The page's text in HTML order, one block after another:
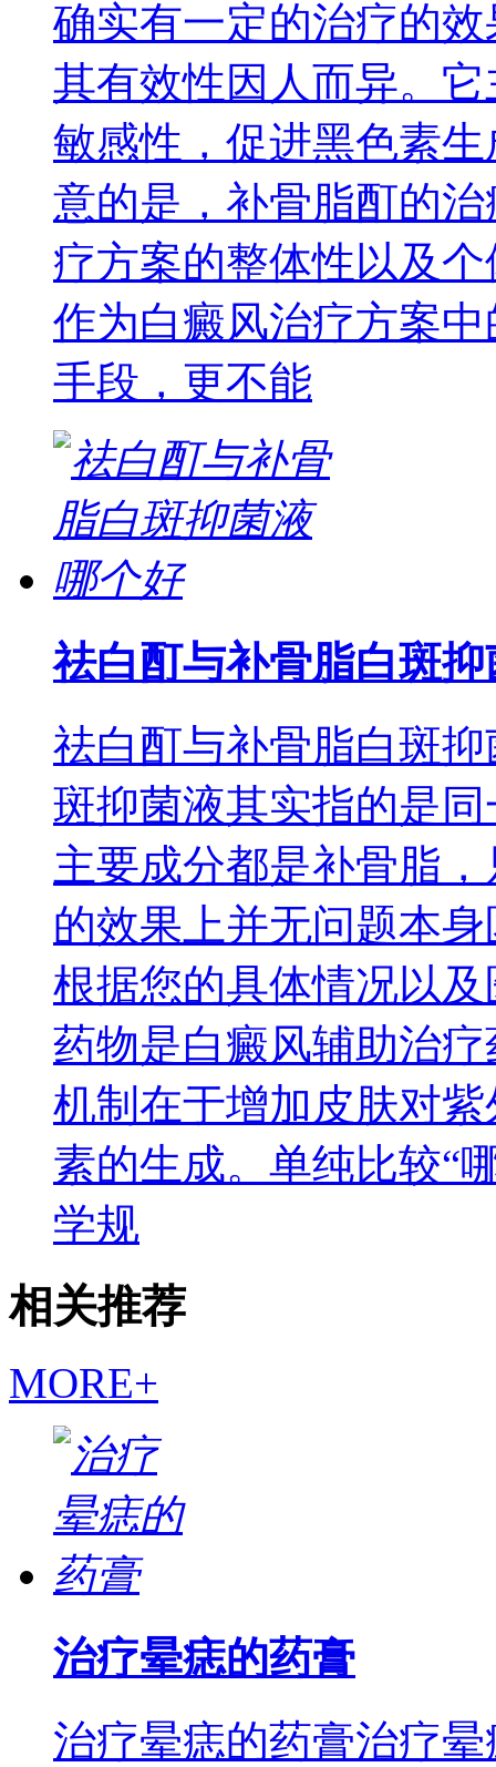
确实有一定的治疗的
其有效性因人而异。
敏感性，促进黑色素
意的是，补骨脂酊的
疗方案的整体性以及
作为白癜风治疗方案
手段，更不能
祛白酊与补骨脂白斑
祛白酊与补骨脂白斑
斑抑菌液其实指的是
主要成分都是补骨脂
的效果上并无问题本
根据您的具体情况以
药物是白癜风辅助治
机制在于增加皮肤对
素的生成。单纯比较“
学规
相关推荐
MORE+
治疗晕痣的药膏
治疗晕痣的药膏治疗